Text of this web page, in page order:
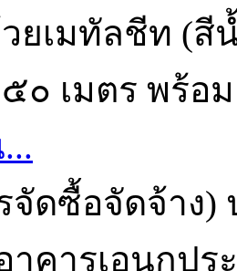
ยเมทัลชีท (สี
๐ เมตร พร้อ
ดซื้อจัดจ้าง)
าคารเอนกป